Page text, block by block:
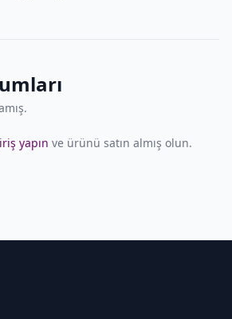
yapın ve ürünü satın almış olun.